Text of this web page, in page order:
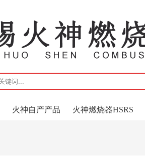
火神自产产品 火神燃烧器HSRS